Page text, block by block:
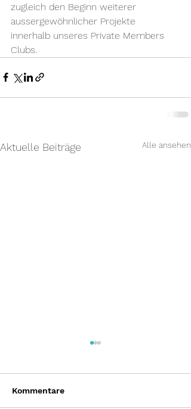
zugleich den Beginn weiterer
aussergewöhnlicher Projekte
innerhalb unseres Private Members
Clubs.
Aktuelle Beiträge Alle ansehen
Kommentare